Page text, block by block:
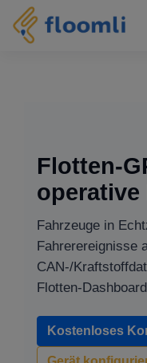
Flotten-
Fahrzeuge in
Fahrerereignisse
CAN-/
Flotten-
Kostenloses